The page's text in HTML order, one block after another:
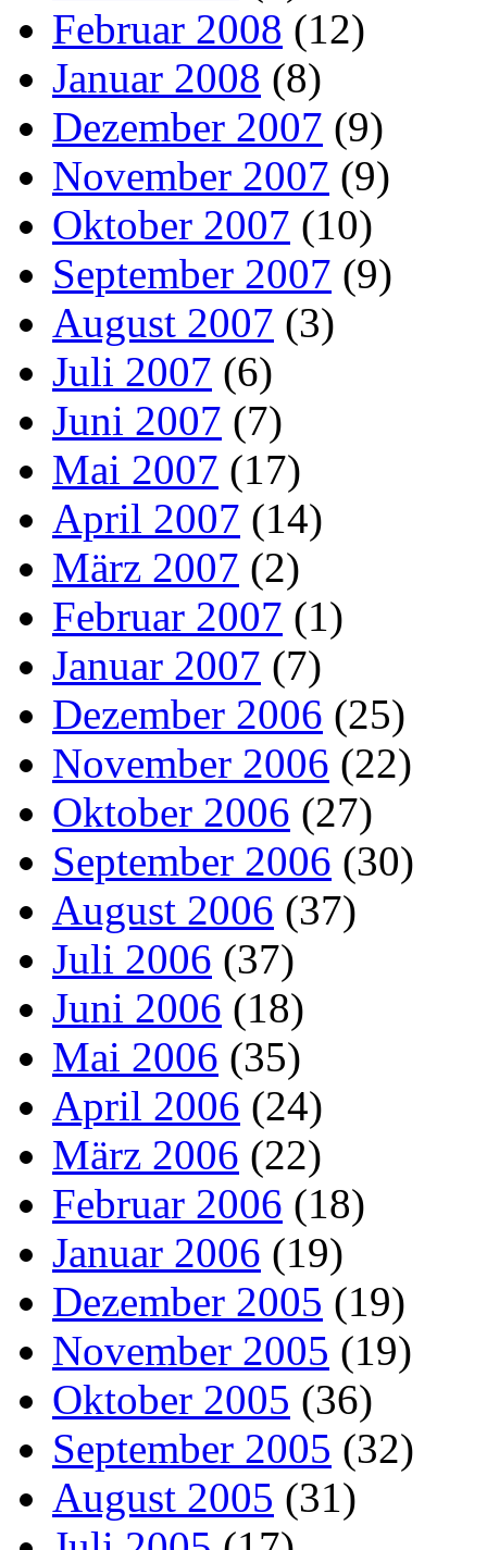
Februar 2008 (12)
Januar 2008 (8)
Dezember 2007 (9)
November 2007 (9)
Oktober 2007 (10)
September 2007 (9)
August 2007 (3)
Juli 2007 (6)
Juni 2007 (7)
Mai 2007 (17)
April 2007 (14)
März 2007 (2)
Februar 2007 (1)
Januar 2007 (7)
Dezember 2006 (25)
November 2006 (22)
Oktober 2006 (27)
September 2006 (30)
August 2006 (37)
Juli 2006 (37)
Juni 2006 (18)
Mai 2006 (35)
April 2006 (24)
März 2006 (22)
Februar 2006 (18)
Januar 2006 (19)
Dezember 2005 (19)
November 2005 (19)
Oktober 2005 (36)
September 2005 (32)
August 2005 (31)